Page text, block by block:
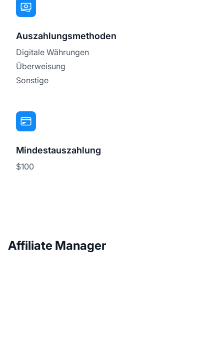
Auszahlungsmethoden
Digitale Währungen
Überweisung
Sonstige
Mindestauszahlung
$100
Affiliate Manager